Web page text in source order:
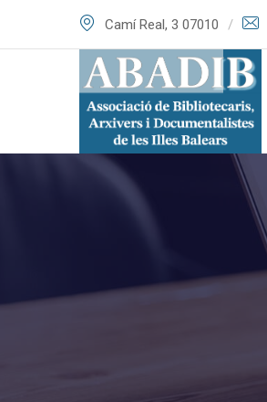
Camí Real, 3 07010